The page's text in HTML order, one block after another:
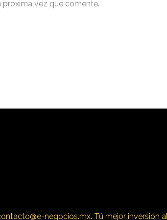
vez que comente.
negocios.mx. Tú mejor inversión